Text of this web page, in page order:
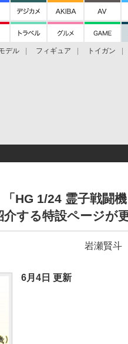
デル フィギュア トイガン
HG 1/24 霊子戦闘
する特設ページが
岩瀬賢斗
6月4日 更新